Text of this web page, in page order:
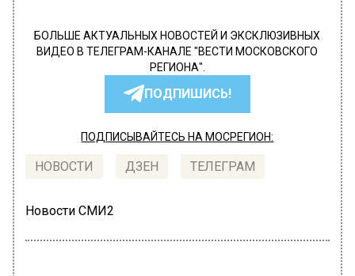
БОЛЬШЕ АКТУАЛЬНЫХ НОВОСТЕЙ И ЭКСКЛЮЗИВНЫХ
ВИДЕО В ТЕЛЕГРАМ-КАНАЛЕ "ВЕСТИ МОСКОВСКОГО
РЕГИОНА".
ПОДПИШИСЬ!
ПОДПИСЫВАЙТЕСЬ НА МОСРЕГИОН:
НОВОСТИ ДЗЕН ТЕЛЕГРАМ
Новости СМИ2